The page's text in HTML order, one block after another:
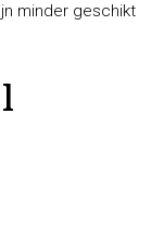
minder geschikt